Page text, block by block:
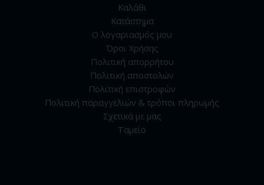
Καλάθι
Κατάστημα
Ο λογαριασμός μου
Όροι Χρήσης
Πολιτική απορρήτου
Πολιτική αποστολών
Πολιτική επιστροφών
Πολιτική παραγγελιών & τρόποι πληρωμής
Σχετικά με μας
Ταμείο